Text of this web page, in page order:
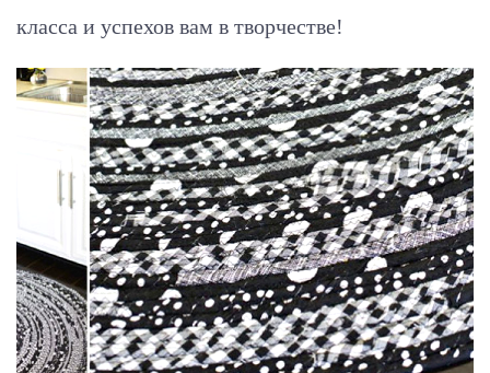
класса и успехов вам в творчестве!